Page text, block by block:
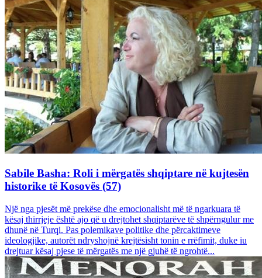
Sabile Basha: Roli i mërgatës shqiptare në kujtesën
historike të Kosovës (57)
Një nga pjesët më prekëse dhe emocionalisht më të ngarkuara të
kësaj thirrjeje është ajo që u drejtohet shqiptarëve të shpërngulur me
dhunë në Turqi. Pas polemikave politike dhe përcaktimeve
ideologjike, autorët ndryshojnë krejtësisht tonin e rrëfimit, duke iu
drejtuar kësaj pjese të mërgatës me një gjuhë të ngrohtë...